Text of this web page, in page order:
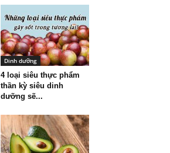
Dinh dưỡng
4 loại siêu thực phẩm
thần kỳ siêu dinh
dưỡng sẽ...